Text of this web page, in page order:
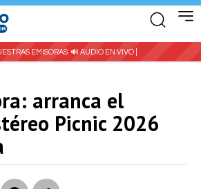
EMISORAS: 🔊 AUDIO EN VIVO |
arranca el
Picnic 2026